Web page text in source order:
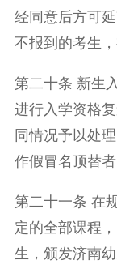
经同意后方可
不报到的考生
第二十条 新生
进行入学资格
同情况予以处
作假冒名顶替
第二十一条 在
定的全部课程
生，颁发济南